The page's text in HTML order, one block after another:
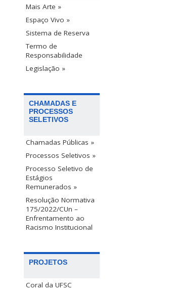
Mais Arte »
Espaço Vivo »
Sistema de Reserva
Termo de
Responsabilidade
Legislação »
CHAMADAS E
PROCESSOS
SELETIVOS
Chamadas Públicas »
Processos Seletivos »
Processo Seletivo de
Estágios
Remunerados »
Resolução Normativa
175/2022/CUn –
Enfrentamento ao
Racismo Institucional
PROJETOS
Coral da UFSC